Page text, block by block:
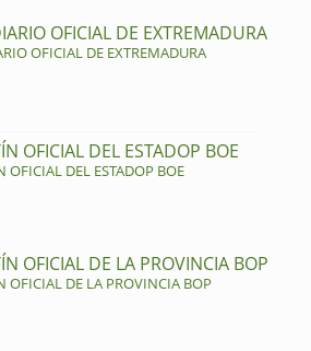
OFICIAL DE EXTREMADURA
OFICIAL DE EXTREMADURA
OFICIAL DEL ESTADOP BOE
OFICIAL DEL ESTADOP BOE
OFICIAL DE LA PROVINCIA BOP
OFICIAL DE LA PROVINCIA BOP